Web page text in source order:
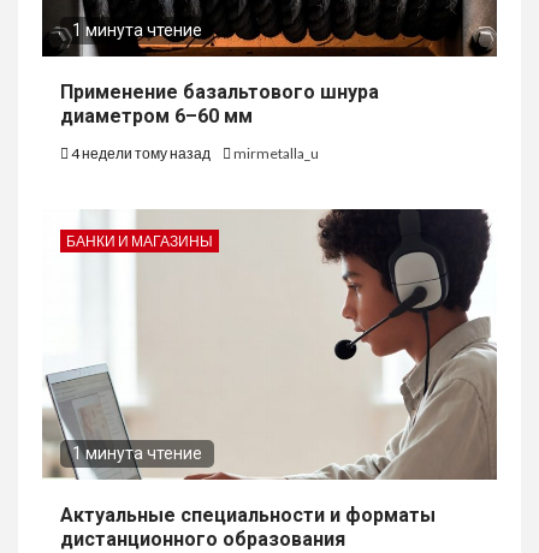
1 минута чтение
Применение базальтового шнура
диаметром 6–60 мм
4 недели тому назад mirmetalla_u
БАНКИ И МАГАЗИНЫ
1 минута чтение
Актуальные специальности и форматы
дистанционного образования